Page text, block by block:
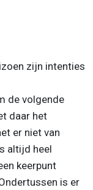
zijn intenties
de volgende
daar het
er niet van
altijd heel
keerpunt
is er